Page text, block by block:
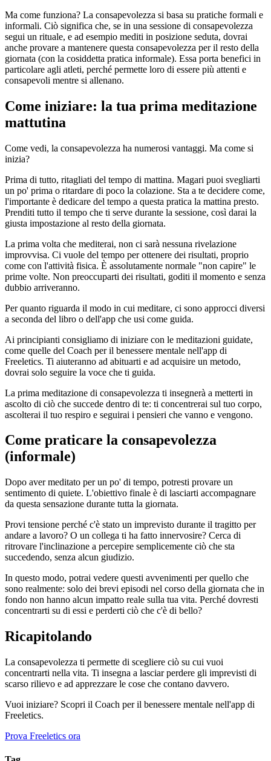
Ma come funziona? La consapevolezza si basa su pratiche formali e
informali. Ciò significa che, se in una sessione di consapevolezza
segui un rituale, e ad esempio mediti in posizione seduta, dovrai
anche provare a mantenere questa consapevolezza per il resto della
giornata (con la cosiddetta pratica informale). Essa porta benefici in
particolare agli atleti, perché permette loro di essere più attenti e
consapevoli mentre si allenano.
Come iniziare: la tua prima meditazione
mattutina
Come vedi, la consapevolezza ha numerosi vantaggi. Ma come si
inizia?
Prima di tutto, ritagliati del tempo di mattina. Magari puoi svegliarti
un po' prima o ritardare di poco la colazione. Sta a te decidere come,
l'importante è dedicare del tempo a questa pratica la mattina presto.
Prenditi tutto il tempo che ti serve durante la sessione, così darai la
giusta impostazione al resto della giornata.
La prima volta che mediterai, non ci sarà nessuna rivelazione
improvvisa. Ci vuole del tempo per ottenere dei risultati, proprio
come con l'attività fisica. È assolutamente normale "non capire" le
prime volte. Non preoccuparti dei risultati, goditi il momento e senza
dubbio arriveranno.
Per quanto riguarda il modo in cui meditare, ci sono approcci diversi
a seconda del libro o dell'app che usi come guida.
Ai principianti consigliamo di iniziare con le meditazioni guidate,
come quelle del Coach per il benessere mentale nell'app di
Freeletics. Ti aiuteranno ad abituarti e ad acquisire un metodo,
dovrai solo seguire la voce che ti guida.
La prima meditazione di consapevolezza ti insegnerà a metterti in
ascolto di ciò che succede dentro di te: ti concentrerai sul tuo corpo,
ascolterai il tuo respiro e seguirai i pensieri che vanno e vengono.
Come praticare la consapevolezza
(informale)
Dopo aver meditato per un po' di tempo, potresti provare un
sentimento di quiete. L'obiettivo finale è di lasciarti accompagnare
da questa sensazione durante tutta la giornata.
Provi tensione perché c'è stato un imprevisto durante il tragitto per
andare a lavoro? O un collega ti ha fatto innervosire? Cerca di
ritrovare l'inclinazione a percepire semplicemente ciò che sta
succedendo, senza alcun giudizio.
In questo modo, potrai vedere questi avvenimenti per quello che
sono realmente: solo dei brevi episodi nel corso della giornata che in
fondo non hanno alcun impatto reale sulla tua vita. Perché dovresti
concentrarti su di essi e perderti ciò che c'è di bello?
Ricapitolando
La consapevolezza ti permette di scegliere ciò su cui vuoi
concentrarti nella vita. Ti insegna a lasciar perdere gli imprevisti di
scarso rilievo e ad apprezzare le cose che contano davvero.
Vuoi iniziare? Scopri il Coach per il benessere mentale nell'app di
Freeletics.
Prova Freeletics ora